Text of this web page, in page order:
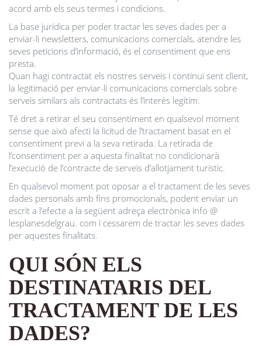
acord amb els seus termes i condicions.
La base jurídica per poder tractar les seves dades per a
enviar-li newsletters, comunicacions comercials, atendre les
seves peticions d’informació, és el consentiment que ens
presta.
Quan hagi contractat els nostres serveis i continuï sent client,
la legitimació per enviar-li comunicacions comercials sobre
serveis similars als contractats és l’interès legítim.
Té dret a retirar el seu consentiment en qualsevol moment
sense que això afecti la licitud de l’tractament basat en el
consentiment previ a la seva retirada. La retirada de
l’consentiment per a aquesta finalitat no condicionarà
l’execució de l’contracte de serveis d’allotjament turístic.
En qualsevol moment pot oposar a el tractament de les seves
dades personals amb fins promocionals, podent enviar un
escrit a l’efecte a la següent adreça electrònica info @
lesplanesdelgrau. com i cessarem de tractar les seves dades
per aquestes finalitats.
QUI SÓN ELS
DESTINATARIS DEL
TRACTAMENT DE LES
DADES?